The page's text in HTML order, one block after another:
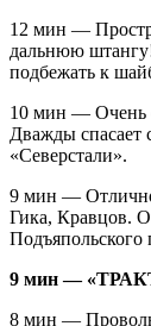
12 мин —
дальнюю
подбежать к
10 мин — Очень
Дважды спасает
«Северстали».
9 мин — Отлично
Гика, Кравцов.
Подъяпольского
9 мин —
8 мин —